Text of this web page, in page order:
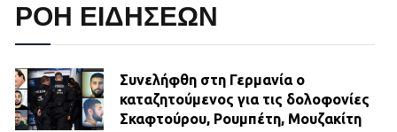
ΡΟΗ ΕΙΔΗΣΕΩΝ
Συνελήφθη στη Γερμανία ο
καταζητούμενος για τις δολοφονίες
Σκαφτούρου, Ρουμπέτη, Μουζακίτη